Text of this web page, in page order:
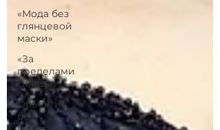
«Мода без
глянцевой
маски»
«За
пределами
глянца»
Объектив
без